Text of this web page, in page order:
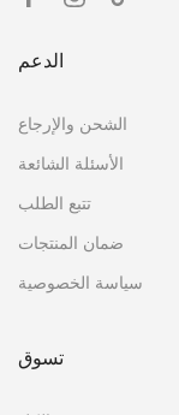
الدعم
الشحن والإرجاع
الأسئلة الشائعة
تتبع الطلب
ضمان المنتجات
سياسة الخصوصية
تسوق